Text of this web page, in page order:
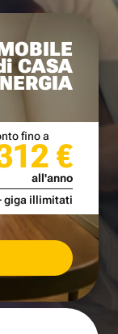
CASA
fino a
€
all'anno
giga illimitati